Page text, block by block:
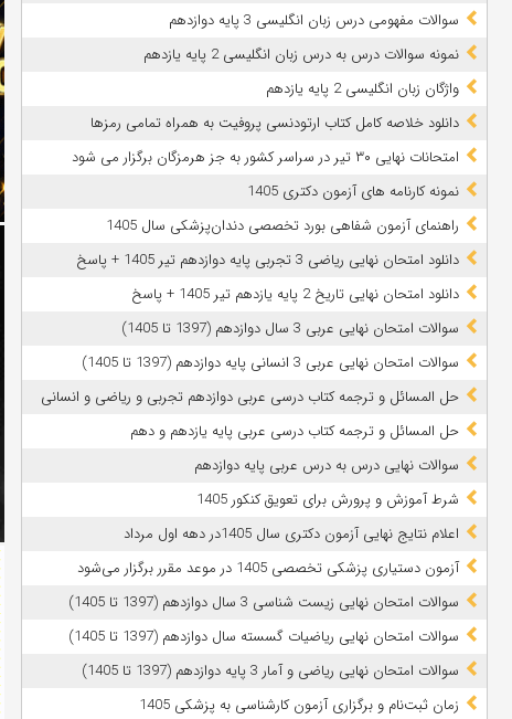
سوالات مفهومی درس زبان انگلیسی 3 پایه دوازدهم
نمونه سوالات درس به درس زبان انگلیسی 2 پایه یازدهم
واژگان زبان انگلیسی 2 پایه یازدهم
دانلود خلاصه کامل کتاب ارتودنسی پروفیت به همراه تمامی رمزها
امتحانات نهایی ۳۰ تیر در سراسر کشور به جز هرمزگان برگزار می شود
نمونه کارنامه های آزمون دکتری 1405
راهنمای آزمون شفاهی بورد تخصصی دندان‌پزشکی سال 1405
دانلود امتحان نهایی ریاضی 3 تجربی پایه دوازدهم تیر 1405 + پاسخ
دانلود امتحان نهایی تاریخ 2 پایه یازدهم تیر 1405 + پاسخ
سوالات امتحان نهایی عربی 3 سال دوازدهم (1397 تا 1405)
سوالات امتحان نهایی عربی 3 انسانی پایه دوازدهم (1397 تا 1405)
حل المسائل و ترجمه کتاب درسی عربی دوازدهم تجربی و ریاضی و انسانی
حل المسائل و ترجمه کتاب درسی عربی پایه یازدهم و دهم
سوالات نهایی درس به درس عربی پایه دوازدهم
شرط آموزش و پرورش برای تعویق کنکور 1405
اعلام نتایج نهایی آزمون دکتری سال 1405در دهه اول مرداد
آزمون دستیاری پزشکی تخصصی 1405 در موعد مقرر برگزار می‌شود
سوالات امتحان نهایی زیست شناسی 3 سال دوازدهم (1397 تا 1405)
سوالات امتحان نهایی ریاضیات گسسته سال دوازدهم (1397 تا 1405)
سوالات امتحان نهایی ریاضی و آمار 3 پایه دوازدهم (1397 تا 1405)
زمان ثبت‌نام و برگزاری آزمون کارشناسی به پزشکی 1405